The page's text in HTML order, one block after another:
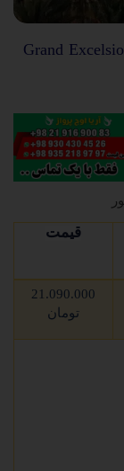
قیمت
21.090.000
تومان